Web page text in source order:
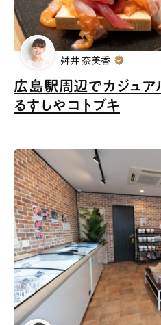
広島駅周辺でカジュ
るすしやコトブキ
舛井 奈美香